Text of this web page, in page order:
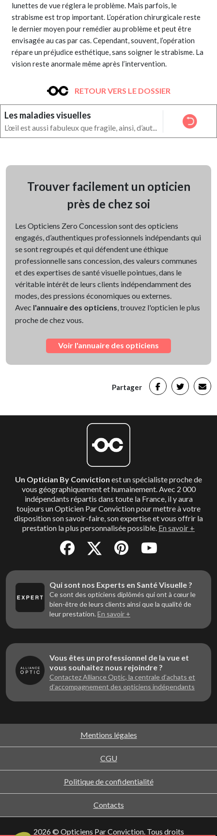
lunettes de vue réglera le problème. Mais parfois, le
strabisme est trop important. L’opération chirurgicale reste
le dernier moyen pour remédier au problème et peut être
envisagée au cas par cas. Cependant, souvent, l’opération
répare un préjudice esthétique, sans soigner le strabisme. La
vision reste anormale même après l’intervention.
RETOUR VERS LE DOSSIER
Les maladies visuelles
L’œil est aussi fabuleux que fragile, ainsi, d’aut...
Trouver facilement un opticien
près de chez soi
Les Opticiens Zero Concession sont des opticiens
engagés, d’authentiques professionnels indépendants qui
se sont regroupés et qui défendent une éthique
professionnelle sans concession, des valeurs communes
et des expertises de santé visuelle pointues, dans le
véritable intérêt de leurs clients indépendamment des
modes, des pressions économiques ou externes.
Avec l'annuaire des opticiens, trouvez l'opticien le plus
proche de chez vous.
Voir l'annuaire des opticiens
Partager
Un Optician By Conviction est un spécialiste proche de
vous géographiquement et humainement. Avec 2 000
indépendants répartis dans toute la France, il y aura
toujours un Opticien Par Conviction pour mettre à votre
disposition son savoir-faire, son expertise et vous offrir la
prestation la plus personnalisée possible. En savoir +
Qui sont nos Experts en Santé Visuelle ?
Ce sont des opticiens diplômés qui ont à cœur le
bien-être de leurs clients ainsi que la qualité de
leur prestation. En savoir +
Vous êtes un professionnel de la vue et
vous souhaitez nous rejoindre ?
Contactez Alliance Optic, la centrale d’achats et
d’accompagnement des opticiens indépendants
Mentions légales
CGU
Politique de confidentialité
Contacts
2026 © Opticiens Par Conviction. Tous droits